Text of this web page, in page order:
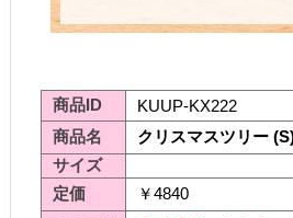
商品ID
KUUP-KX222
商品名
クリスマスツリー
サイズ
定価
￥4840